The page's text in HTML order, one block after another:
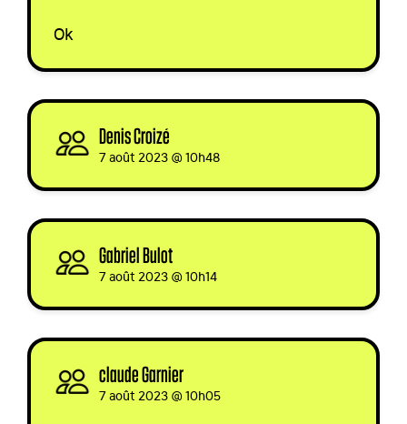
Ok
Denis Croizé
7 août 2023 @ 10h48
Gabriel Bulot
7 août 2023 @ 10h14
claude Garnier
7 août 2023 @ 10h05